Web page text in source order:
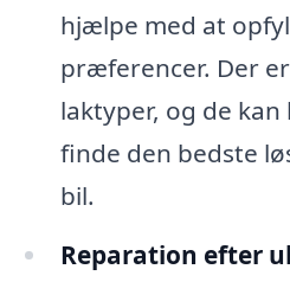
hjælpe med at
præferencer. Der
laktyper, og de
finde den bedste
bil.
Reparation efter